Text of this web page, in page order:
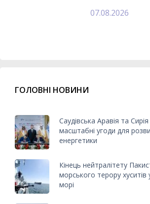
07.08.2026
ГОЛОВНІ НОВИНИ
Саудівська Аравія та
масштабні угоди для
енергетики
Кінець нейтралітету
морського терору
морі